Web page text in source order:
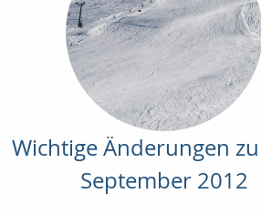
Wichtige Änderungen
September 2012